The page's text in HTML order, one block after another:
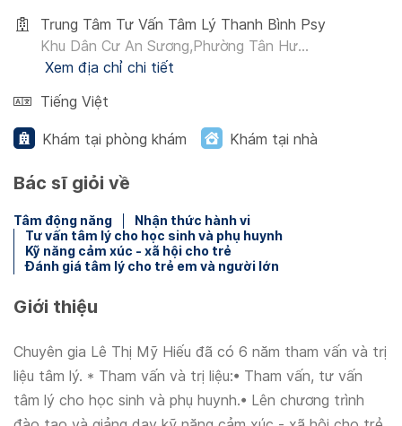
Trung Tâm Tư Vấn Tâm Lý Thanh Bình Psy
Khu Dân Cư An Sương,Phường Tân Hư...
Xem địa chỉ chi tiết
Tiếng Việt
Khám tại phòng khám Khám tại nhà
Bác sĩ giỏi về
Tâm động năng
Nhận thức hành vi
Tư vấn tâm lý cho học sinh và phụ huynh
Kỹ năng cảm xúc - xã hội cho trẻ
Đánh giá tâm lý cho trẻ em và người lớn
Giới thiệu
Chuyên gia Lê Thị Mỹ Hiếu đã có 6 năm tham vấn và trị
liệu tâm lý. * Tham vấn và trị liệu:• Tham vấn, tư vấn
tâm lý cho học sinh và phụ huynh.• Lên chương trình